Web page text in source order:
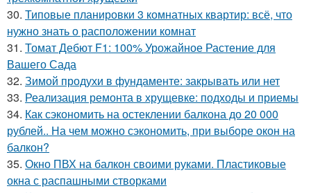
30. Типовые планировки 3 комнатных квартир: всё, что
нужно знать о расположении комнат
31. Томат Дебют F1: 100% Урожайное Растение для
Вашего Сада
32. Зимой продухи в фундаменте: закрывать или нет
33. Реализация ремонта в хрущевке: подходы и приемы
34. Как сэкономить на остеклении балкона до 20 000
рублей.. На чем можно сэкономить, при выборе окон на
балкон?
35. Окно ПВХ на балкон своими руками. Пластиковые
окна с распашными створками